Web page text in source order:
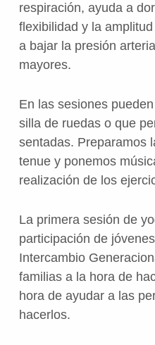
respiración, ayuda a
flexibilidad y la
a bajar la presión
mayores.
En las sesiones
silla de ruedas o que
sentadas. Preparamos
tenue y ponemos
realización de los
La primera sesión de
participación de
Intercambio
familias a la hora de
hora de ayudar a las
hacerlos.